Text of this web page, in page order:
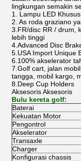
lingkungan semakin
1. Lampu LED
2. As roda graziano
3.FR/disc RR / drum,
lebih tinggi
4.Advanced Disc
5.USA Import Unique
6.100% akselerator
7.Golf cart, jalan
tangga, mobil kargo,
8.Deep Cup Holders
Aksesoris Aksesoris
Bulu kereta golf:
Baterai
Kekuatan Motor
Pengontrol
Akselerator
Transaxle
Charger
Konfigurasi chassis